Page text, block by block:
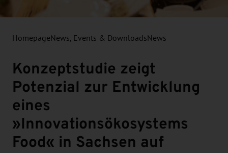
HomepageNews, Events & DownloadsNews
Konzeptstudie zeigt
Potenzial zur Entwicklung
eines
»Innovationsökosystems
Food« in Sachsen auf